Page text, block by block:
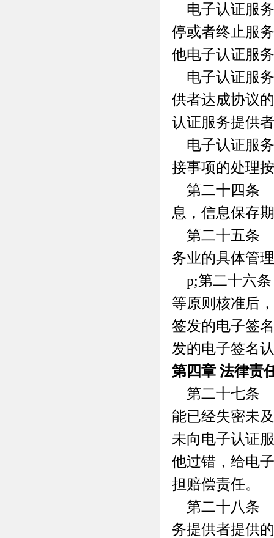
电子认证服
停或者终止服
他电子认证服
电子认证服
供者达成协议
认证服务提供
电子认证服
接事项的处理
第二十四条
息，信息保存
第二十五条
务业的具体管
p;第二十六
等原则核准后
签发的电子签
发的电子签名
第四章 法律责
第二十七条
能已经失密未
未向电子认证
他过错，给电
担赔偿责任。
第二十八条
务提供者提供